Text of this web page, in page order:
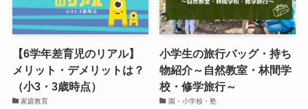
【6学年差育児のリアル】
メリット・デメリットは？
（小3・3歳時点）
家庭教育
小学生の旅行バッグ・持ち
物紹介～自然教室・林間学
校・修学旅行～
園・小学校・塾